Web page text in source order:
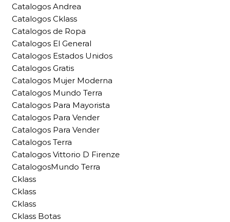
Catalogos Andrea
Catalogos Cklass
Catalogos de Ropa
Catalogos El General
Catalogos Estados Unidos
Catalogos Gratis
Catalogos Mujer Moderna
Catalogos Mundo Terra
Catalogos Para Mayorista
Catalogos Para Vender
Catalogos Para Vender
Catalogos Terra
Catalogos Vittorio D Firenze
CatalogosMundo Terra
Cklass
Cklass
Cklass
Cklass Botas